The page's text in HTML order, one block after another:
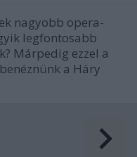
nagyobb opera-
legfontosabb
Márpedig ezzel a
a Háry